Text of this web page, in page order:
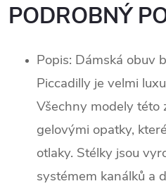
PODROBNÝ
Popis: Dámská obuv
Piccadilly je velmi
Všechny modely této
gelovými opatky,
otlaky. Stélky jsou
systémem kanálků a